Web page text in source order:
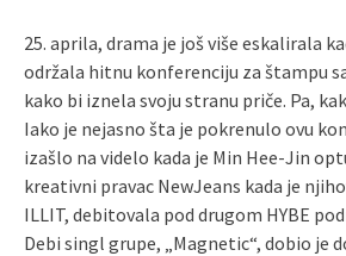
25. aprila, drama je još više eskalirala
održala hitnu konferenciju za štampu
kako bi iznela svoju stranu priče. Pa,
Iako je nejasno šta je pokrenulo ovu
izašlo na videlo kada je Min Hee-Jin
kreativni pravac NewJeans kada je
ILLIT, debitovala pod drugom HYBE
Debi singl grupe, „Magnetic“, dobio je